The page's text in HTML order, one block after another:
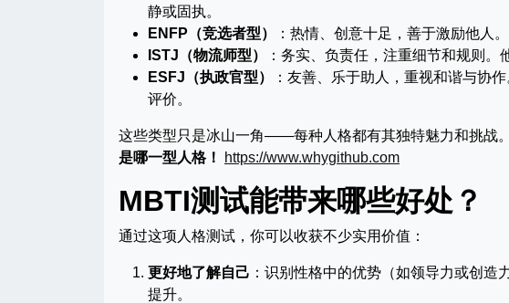
静或固执。
ENFP（竞选者型）
：热情、创意十足，善于激励他人
ISTJ（物流师型）
：务实、负责任，注重细节和规则。
ESFJ（执政官型）
：友善、乐于助人，重视和谐与协
评价。
这些类型只是冰山一角——每种人格都有其独特魅力和挑战
是哪一型人格！
https://www.whygithub.com
MBTI测试能带来哪些好处？
通过这项人格测试，你可以收获不少实用价值：
更好地了解自己 ：识别性格中的优势（如领导力或创
提升。